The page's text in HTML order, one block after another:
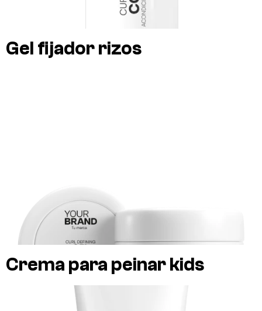
Gel fijador rizos
Crema para peinar kids